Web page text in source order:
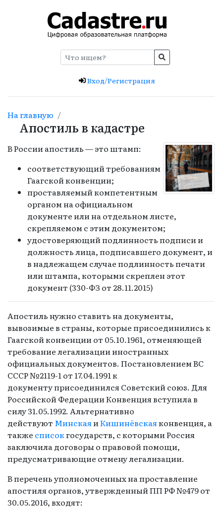
Вход/Регистрация
На главную
Апостиль в кадастре
В России апостиль — это штамп:
соответствующий требованиям
Гаагской конвенции;
проставляемый компетентным
органом на официальном
документе или на отдельном листе,
скрепляемом с этим документом;
удостоверяющий подлинность подписи и
должность лица, подписавшего документ, и
в надлежащем случае подлинность печати
или штампа, которыми скреплен этот
документ (330-ФЗ от 28.11.2015)
Апостиль нужно ставить на документы,
вывозимые в страны, которые присоединились к
Гаагской конвенции от 05.10.1961, отменяющей
требование легализации иностранных
официальных документов. Постановлением ВС
СССР №2119-1 от 17.04.1991 к
документу присоединился Советский союз. Для
Российской Федерации Конвенция вступила в
силу 31.05.1992. Альтернативно
действуют МинскаяиКишинёвскаяконвенция, а
также списокгосударств, с которыми Россия
заключила договоры о правовой помощи,
предусматривающие отмену легализации.
В перечень уполномоченных на проставление
апостиля органов, утвержденный ПП РФ №479 от
30.05.2016, входят: